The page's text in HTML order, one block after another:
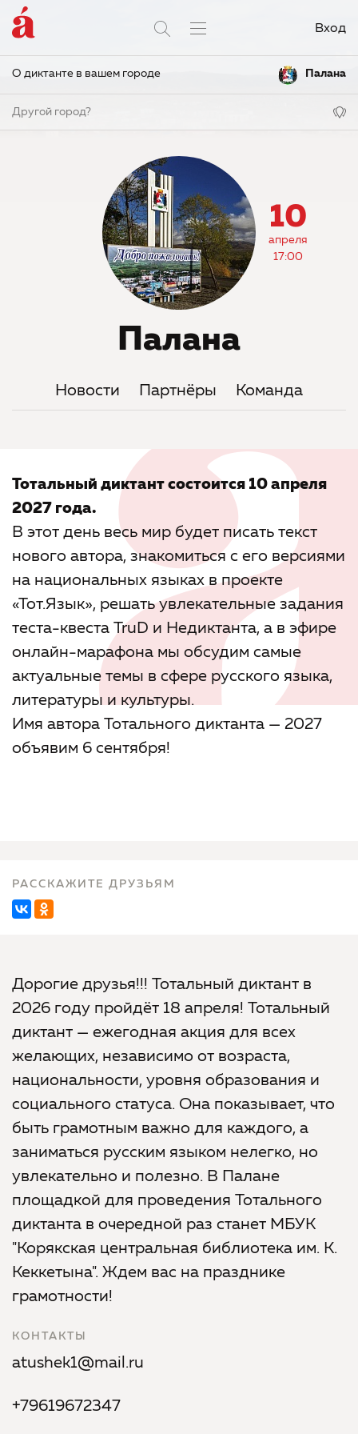
Вход
О диктанте в вашем городе Палана
Другой город?
10
апреля
17:00
Палана
Новости Партнёры Команда
Тотальный диктант состоится 10 апреля
2027 года.
В этот день весь мир будет писать текст
нового автора, знакомиться с его версиями
на национальных языках в проекте
«Тот.Язык», решать увлекательные задания
теста-квеста TruD и Недиктанта, а в эфире
онлайн-марафона мы обсудим самые
актуальные темы в сфере русского языка,
литературы и культуры.
Имя автора Тотального диктанта — 2027
объявим 6 сентября!
РАССКАЖИТЕ ДРУЗЬЯМ
Дорогие друзья!!! Тотальный диктант в
2026 году пройдёт 18 апреля! Тотальный
диктант — ежегодная акция для всех
желающих, независимо от возраста,
национальности, уровня образования и
социального статуса. Она показывает, что
быть грамотным важно для каждого, а
заниматься русским языком нелегко, но
увлекательно и полезно. В Палане
площадкой для проведения Тотального
диктанта в очередной раз станет МБУК
"Корякская центральная библиотека им. К.
Кеккетына". Ждем вас на празднике
грамотности!
КОНТАКТЫ
atushek1@mail.ru
+79619672347